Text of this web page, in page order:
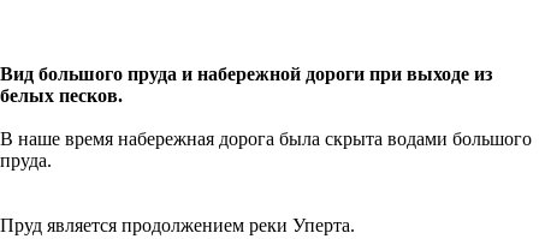
Вид большого пруда и набережной дороги при выходе из
белых песков.
В наше время набережная дорога была скрыта водами большого
пруда.
Пруд является продолжением реки Уперта.